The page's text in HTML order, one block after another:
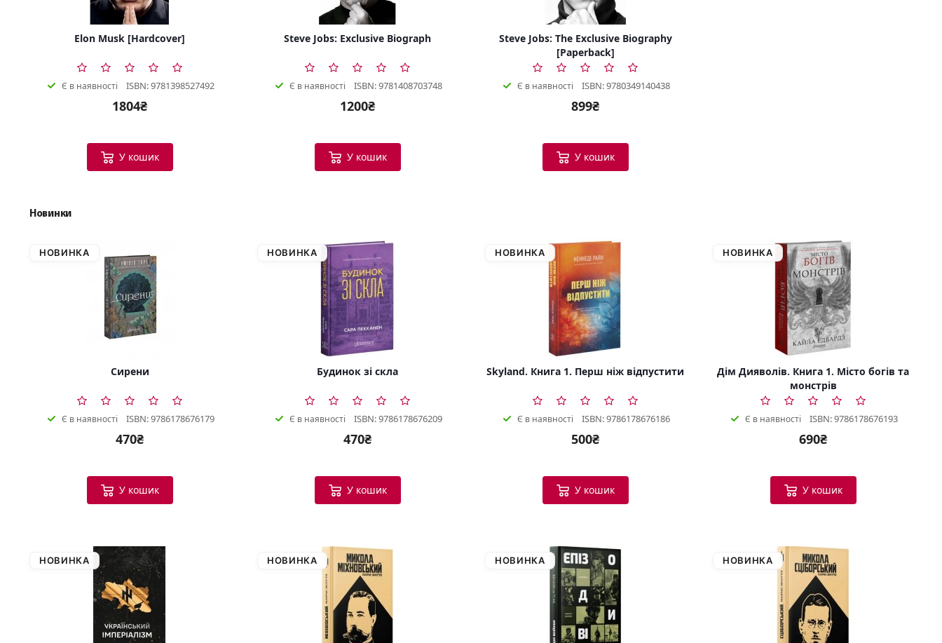
Elon Musk [Hardcover]
Є в наявності ISBN: 9781398527492
1804₴
У кошик
Steve Jobs: Exclusive Biograph
Є в наявності ISBN: 9781408703748
1200₴
У кошик
Steve Jobs: The Exclusive Biography
[Paperback]
Є в наявності ISBN: 9780349140438
899₴
У кошик
Новинки
НОВИНКА
Сирени
Є в наявності ISBN: 9786178676179
470₴
У кошик
НОВИНКА
Будинок зі скла
Є в наявності ISBN: 9786178676209
470₴
У кошик
НОВИНКА
Skyland. Книга 1. Перш ніж відпустити
Є в наявності ISBN: 9786178676186
500₴
У кошик
НОВИНКА
Дім Дияволів. Книга 1. Місто богів та
монстрів
Є в наявності ISBN: 9786178676193
690₴
У кошик
НОВИНКА НОВИНКА НОВИНКА НОВИНКА